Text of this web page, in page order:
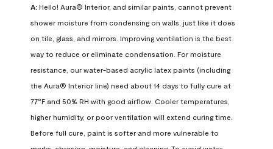
A: Hello! Aura® Interior, and similar paints, cannot prevent
shower moisture from condensing on walls, just like it does
on tile, glass, and mirrors. Improving ventilation is the best
way to reduce or eliminate condensation. For moisture
resistance, our water-based acrylic latex paints (including
the Aura® Interior line) need about 14 days to fully cure at
77°F and 50% RH with good airflow. Cooler temperatures,
higher humidity, or poor ventilation will extend curing time.
Before full cure, paint is softer and more vulnerable to